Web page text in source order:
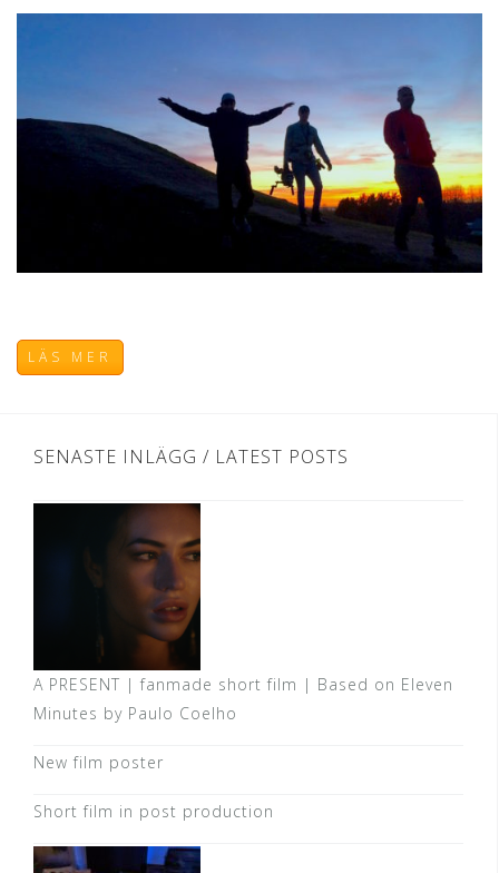
LÄS MER
SENASTE INLÄGG / LATEST POSTS
A PRESENT | fanmade short film | Based on Eleven
Minutes by Paulo Coelho
New film poster
Short film in post production